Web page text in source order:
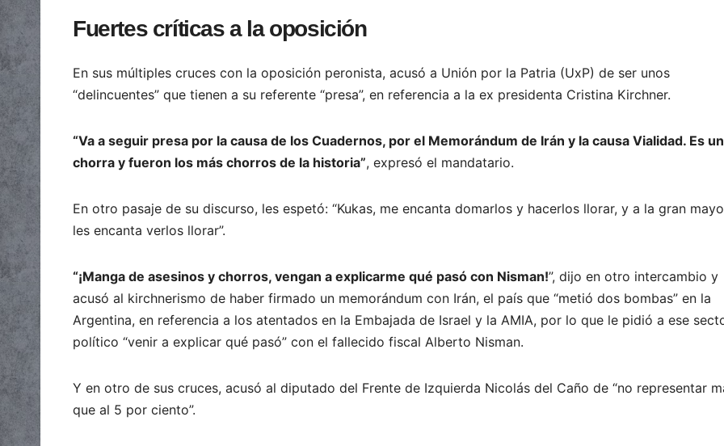
Fuertes críticas a la oposición
En sus múltiples cruces con la oposición peronista, acusó a Unión por la Patria (UxP) de ser unos
“delincuentes” que tienen a su referente “presa”, en referencia a la ex presidenta Cristina Kirchner.
“Va a seguir presa por la causa de los Cuadernos, por el Memorándum de Irán y la causa Vialidad. Es
chorra y fueron los más chorros de la historia”, expresó el mandatario.
En otro pasaje de su discurso, les espetó: “Kukas, me encanta domarlos y hacerlos llorar, y a la gran
les encanta verlos llorar”.
“¡Manga de asesinos y chorros, vengan a explicarme qué pasó con Nisman!”, dijo en otro intercambio y
acusó al kirchnerismo de haber firmado un memorándum con Irán, el país que “metió dos bombas” en la
Argentina, en referencia a los atentados en la Embajada de Israel y la AMIA, por lo que le pidió a ese
político “venir a explicar qué pasó” con el fallecido fiscal Alberto Nisman.
Y en otro de sus cruces, acusó al diputado del Frente de Izquierda Nicolás del Caño de “no representar
que al 5 por ciento”.